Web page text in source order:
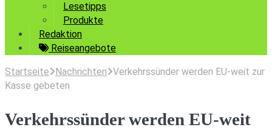
Lesetipps
Produkte
Redaktion
Reiseangebote
Startseite Nachrichten Verkehrssünder werden EU-weit zur
Kasse gebeten
Verkehrssünder werden EU-weit